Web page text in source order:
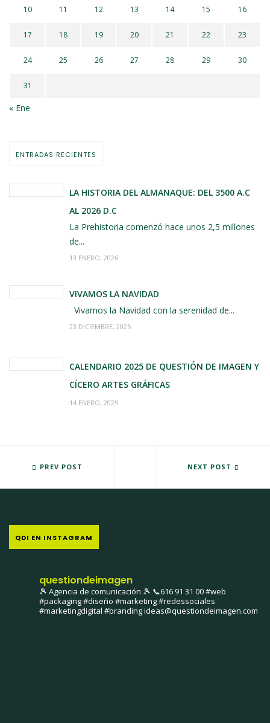
10 11 12 13 14 15 16
17 18 19 20 21 22 23
24 25 26 27 28 29 30
31
« Ene
ENTRADAS RECIENTES
LA HISTORIA DEL ALMANAQUE: DEL 3500 A.C
AL 2026 D.C
La Prehistoria comenzó hace unos 2,5 millones
de...
13 ENERO, 2026
VIVAMOS LA NAVIDAD
Vivamos la Navidad con la serenidad de...
23 DICIEMBRE, 2025
CALENDARIO 2025 DE QUESTIÓN DE IMAGEN Y
CÍCERO ARTES GRÁFICAS
14 ENERO, 2025
PREV POST
MAYO 2014: CAPÍTULO 5 IDDI COMICS NEXT POST
JULIO 2014: CAPÍTULO 7 IDDI
QDI EN INSTAGRAM
questiondeimagen
🎾 Agencia de comunicación 🎾 📞616 91 31 00#web
#packaging #diseño #marketing #redessociales
#marketingdigital #brandingideas@questiondeimagen.com